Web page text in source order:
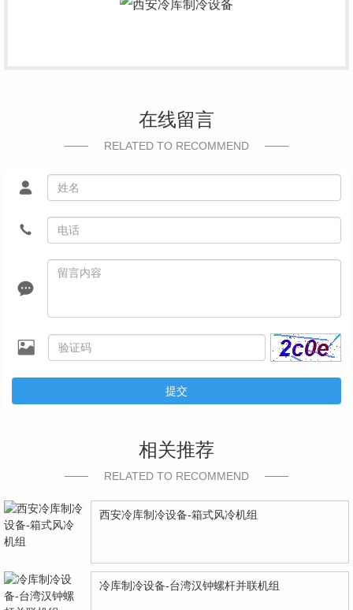
在线留言
RELATED TO RECOMMEND
提交
相关推荐
RELATED TO RECOMMEND
西安冷库制冷设备-箱式风冷机组
冷库制冷设备-台湾汉钟螺杆并联机组